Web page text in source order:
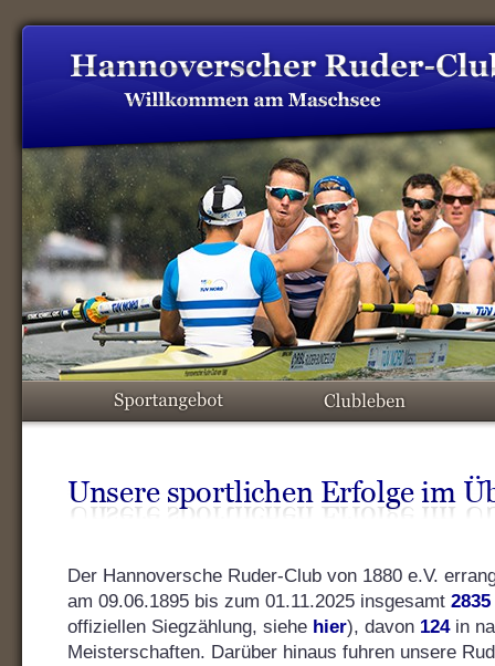
Der Hannoversche Ruder-Club von 1880 e.V.
am 09.06.1895 bis zum 01.11.2025 insgesamt 2835
offiziellen Siegzählung, siehe hier), davon 124in
Meisterschaften. Darüber hinaus fuhren unsere